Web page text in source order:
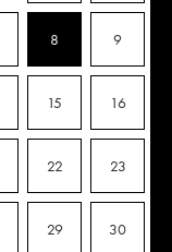
8 9
15 16
22 23
29 30